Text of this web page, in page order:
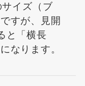
イズ（ブ
すが、見開
と「横長
なります。